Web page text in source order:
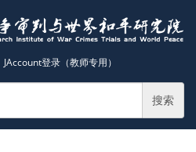
JAccount登录（教师专用）
搜索